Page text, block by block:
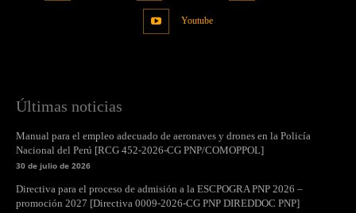
Youtube
Últimas noticias
Manual para el empleo adecuado de aeronaves y drones en la Policía
Nacional del Perú [RCG 452-2026-CG PNP/COMOPPOL]
30 de julio de 2026
Directiva para el proceso de admisión a la ESCPOGRA PNP 2026 –
promoción 2027 [Directiva 0009-2026-CG PNP DIREDDOC PNP]